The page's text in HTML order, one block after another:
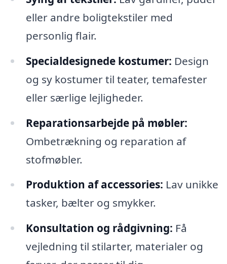
eller andre boligtekstiler med
personlig flair.
Specialdesignede kostumer: Design
og sy kostumer til teater, temafester
eller særlige lejligheder.
Reparationsarbejde på møbler:
Ombetrækning og reparation af
stofmøbler.
Produktion af accessories: Lav unikke
tasker, bælter og smykker.
Konsultation og rådgivning: Få
vejledning til stilarter, materialer og